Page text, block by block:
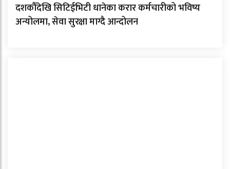
दशकौँदेखि सिटिईभिटी धानेका करार कर्मचारीको भविष्य
अन्योलमा, सेवा सुरक्षा माग्दै आन्दोलन